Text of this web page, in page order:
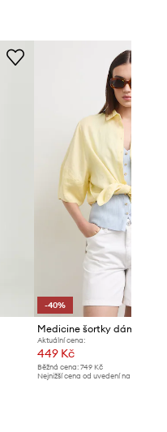
-40%
Medicine šortky dámské
Aktuální cena:
449 Kč
Běžná cena: 749 Kč
Nejnižší cena od uvedení na trh: